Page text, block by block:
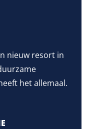
nieuw resort in
het allemaal.